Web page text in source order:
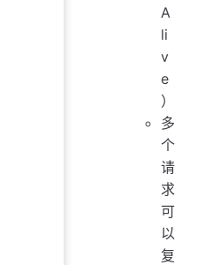
A
li
v
e
）
多
个
请
求
可
以
复